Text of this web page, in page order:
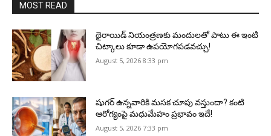
MOST READ
థైరాయిడ్ నియంత్రణకు మందులతో పాటు ఈ ఇంటి
చిట్కాలు కూడా ఉపయోగపడవచ్చు!
August 5, 2026 8:33 pm
షుగర్ ఉన్నవారికి మసక చూపు వస్తుందా? కంటి
ఆరోగ్యంపై మధుమేహం ప్రభావం ఇదే!
August 5, 2026 7:33 pm